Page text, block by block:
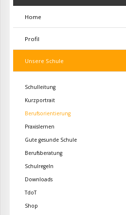
Home
Profil
Unsere Schule
Schulleitung
Kurzportrait
Berufsorientierung
Praxislernen
Gute gesunde Schule
Berufsberatung
Schulregeln
Downloads
TdoT
Shop